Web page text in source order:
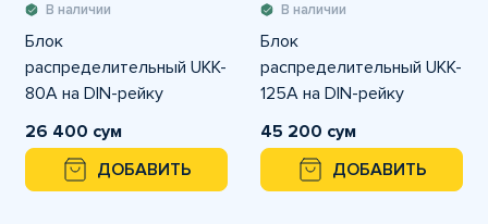
В наличии
Блок
распределительный UKK-
80А на DIN-рейку
26 400 сум
ДОБАВИТЬ
В наличии
Блок
распределительный UKK-
125А на DIN-рейку
45 200 сум
ДОБАВИТЬ